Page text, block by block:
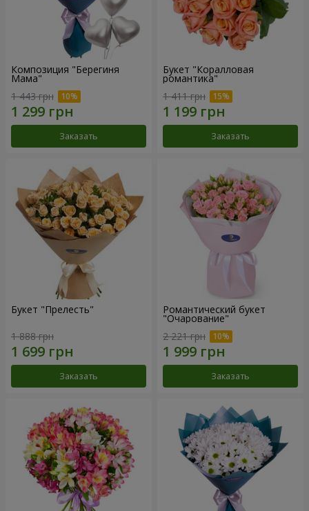
Композиция "Берегиня
Мама"
1 443 грн
Заказать
Букет "Коралловая
романтика"
1 411 грн
Заказать
Букет "Прелесть"
1 888 грн
Заказать
Романтический букет
"Очарование"
2 221 грн
Заказать